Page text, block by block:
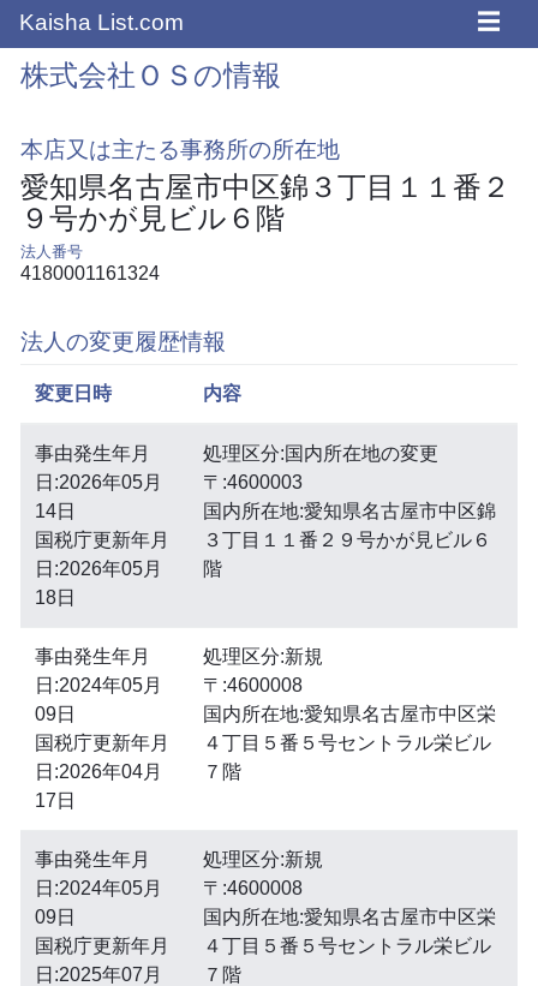
Kaisha List.com ☰
株式会社ＯＳの情報
本店又は主たる事務所の所在地
愛知県名古屋市中区錦３丁目１１番２
９号かが見ビル６階
法人番号
4180001161324
法人の変更履歴情報
変更日時 内容
事由発生年月
日:2026年05月
14日
国税庁更新年月
日:2026年05月
18日
処理区分:国内所在地の変更
〒:4600003
国内所在地:愛知県名古屋市中区錦
３丁目１１番２９号かが見ビル６
階
事由発生年月
日:2024年05月
09日
国税庁更新年月
日:2026年04月
17日
処理区分:新規
〒:4600008
国内所在地:愛知県名古屋市中区栄
４丁目５番５号セントラル栄ビル
７階
事由発生年月
日:2024年05月
09日
国税庁更新年月
日:2025年07月
処理区分:新規
〒:4600008
国内所在地:愛知県名古屋市中区栄
４丁目５番５号セントラル栄ビル
７階